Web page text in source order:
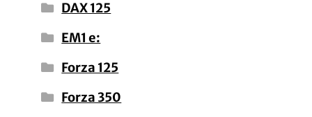
DAX 125
EM1 e:
Forza 125
Forza 350